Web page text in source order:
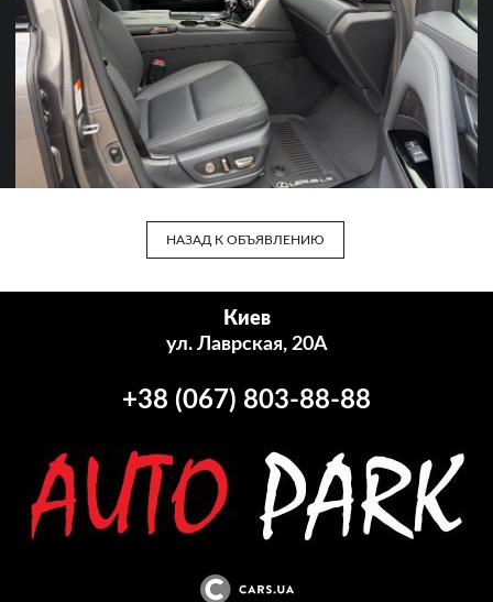
НАЗАД К ОБЪЯВЛЕНИЮ
Киев
ул. Лаврская, 20А
+38 (067) 803-88-88